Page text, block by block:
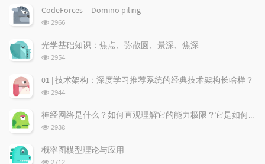
p
u
a
r
r
t
c
l
s
e
t
m
n
t
l
CodeForces -- Domino piling
浏
次
数:
2966
光学基础知识：焦点、弥散圆、景深、焦深
浏
次
数:
2954
01 | 技术架构：深度学习推荐系统的经典技术架构长啥样？
浏
次
数:
2944
神经网络是什么？如何直观理解它的能力极限？它是如何无限逼近真理？
浏
次
数:
2938
概率图模型理论与应用
浏
2712